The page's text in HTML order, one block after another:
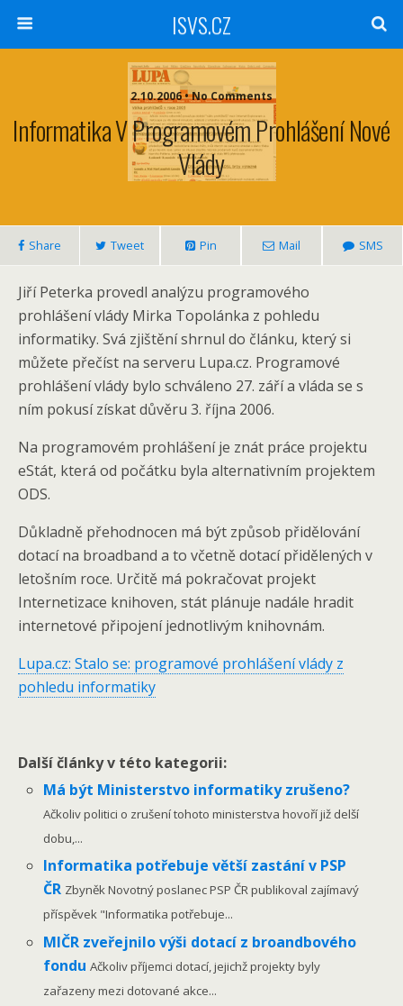
ISVS.CZ
2.10.2006 • No Comments
Informatika V Programovém Prohlášení Nové
Vlády
Share Tweet Pin Mail SMS
Jiří Peterka provedl analýzu programového
prohlášení vlády Mirka Topolánka z pohledu
informatiky. Svá zjištění shrnul do článku, který si
můžete přečíst na serveru Lupa.cz. Programové
prohlášení vlády bylo schváleno 27. září a vláda se s
ním pokusí získat důvěru 3. října 2006.
Na programovém prohlášení je znát práce projektu
eStát, která od počátku byla alternativním projektem
ODS.
Důkladně přehodnocen má být způsob přidělování
dotací na broadband a to včetně dotací přidělených v
letošním roce. Určitě má pokračovat projekt
Internetizace knihoven, stát plánuje nadále hradit
internetové připojení jednotlivým knihovnám.
Lupa.cz: Stalo se: programové prohlášení vlády z
pohledu informatiky
Další články v této kategorii:
Má být Ministerstvo informatiky zrušeno?
Ačkoliv politici o zrušení tohoto ministerstva hovoří již delší
dobu,...
Informatika potřebuje větší zastání v PSP
ČR Zbyněk Novotný poslanec PSP ČR publikoval zajímavý
příspěvek "Informatika potřebuje...
MIČR zveřejnilo výši dotací z broandbového
fonduAčkoliv příjemci dotací, jejichž projekty byly
zařazeny mezi dotované akce...